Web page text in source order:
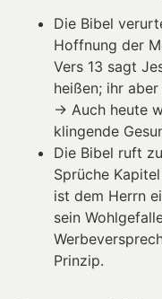
Die Bibel
Hoffnung der
Vers 13 sagt
heißen; ihr
→ Auch heute
klingende
Die Bibel ruft
Sprüche
ist dem Herrn
sein
Prinzip.